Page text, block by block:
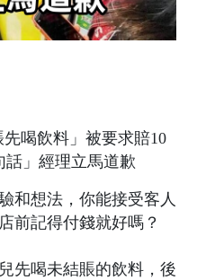
和想法，你能接受客人
前記得付錢就好嗎？
先喝未結賬的飲料，後